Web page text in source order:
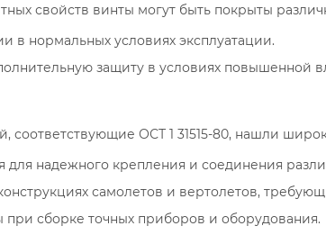
свойств винты могут быть покрыты
в нормальных условиях эксплуатации.
защиту в условиях повышенной
соответствующие ОСТ 1 31515-80, нашли
надежного крепления и соединения
самолетов и вертолетов,
сборке точных приборов и оборудования.